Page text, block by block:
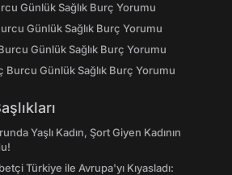
Günlük Sağlık Burç Yorumu
Günlük Sağlık Burç Yorumu
Günlük Sağlık Burç Yorumu
Burcu Günlük Sağlık Burç Yorumu
Yaşlı Kadın, Şort Giyen Kadının
Türkiye ile Avrupa'yı Kıyasladı: